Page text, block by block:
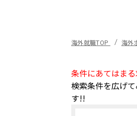
海外就職TOP 海外
条件にあてはまる
検索条件を広げ
す!!